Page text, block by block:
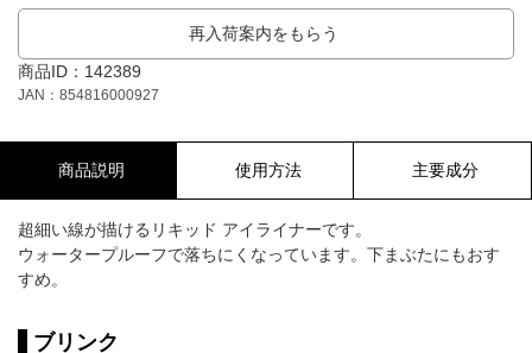
再入荷案内をもらう
商品ID：142389
JAN：854816000927
商品説明 使用方法 主要成分
超細い線が描けるリキッド アイライナーです。
ウォータープルーフで落ちにくなっています。下まぶたにもおす
すめ。
ブリンク